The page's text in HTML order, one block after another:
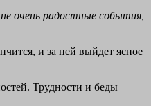
очень радостные события,
и за ней выйдет ясное
Трудности и беды